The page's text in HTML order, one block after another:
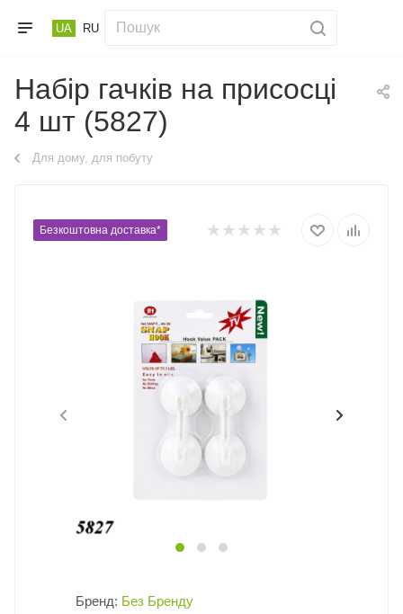
UA RU
Набір гачків на присосці
4 шт (5827)
Для дому, для побуту
Безкоштовна доставка*
Бренд: Без Бренду